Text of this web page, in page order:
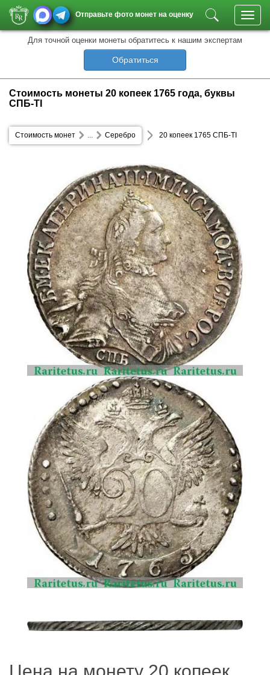
Отправьте фото монет на оценку
Для точной оценки монеты обратитесь к нашим экспертам
Обратиться
Стоимость монеты 20 копеек 1765 года, буквы
СПБ-ТI
Стоимость монет Серебро
... 20 копеек 1765 СПБ-ТI